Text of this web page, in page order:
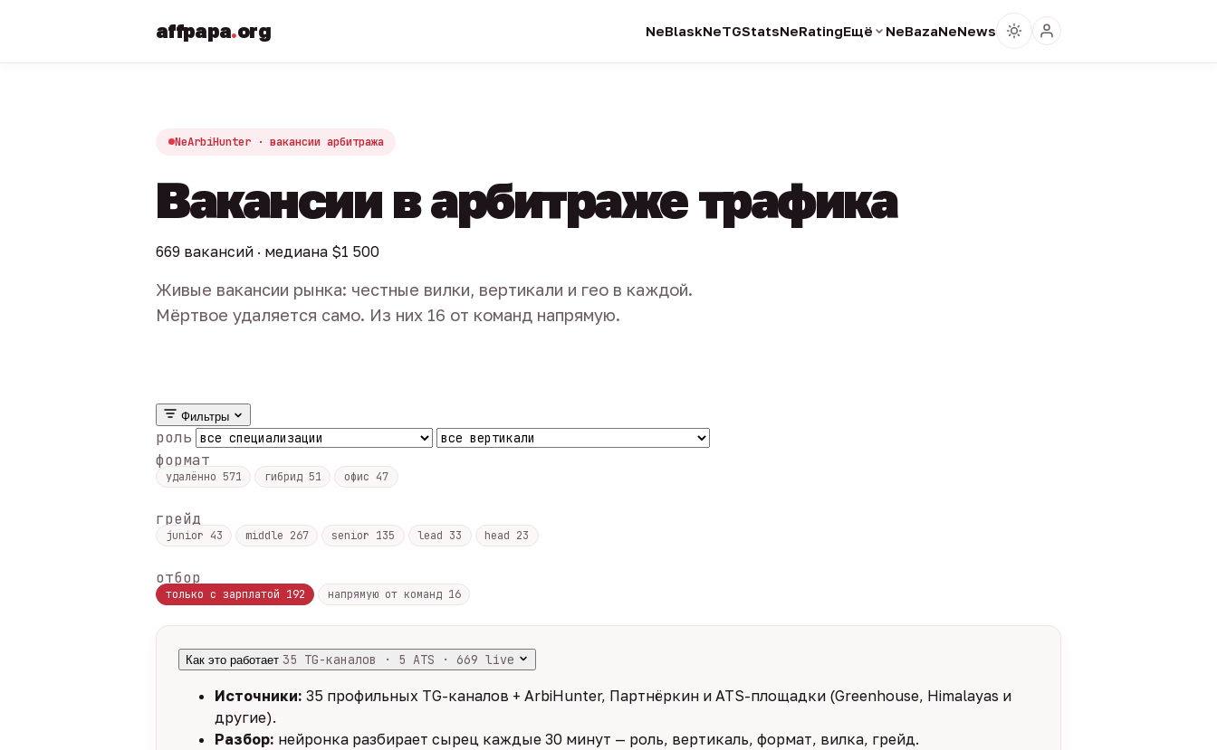
affpapa.org NeBlaskNeTGStatsNeRatingЕщё NeBazaNeNews
NeArbiHunter · вакансии арбитража
Вакансии в арбитраже трафика
669 вакансий · медиана $1 500
Живые вакансии рынка: честные вилки, вертикали и гео в каждой.
Мёртвое удаляется само. Из них 16 от команд напрямую.
Фильтры
роль
формат
удалённо 571 гибрид 51 офис 47
грейд
junior 43 middle 267 senior 135 lead 33 head 23
отбор
только с зарплатой 192 напрямую от команд 16
Как это работает 35 TG-каналов · 5 ATS · 669 live
Источники: 35 профильных TG-каналов + ArbiHunter, Партнёркин и ATS-площадки (Greenhouse, Himalayas и
другие).
Разбор: нейронка разбирает сырец каждые 30 минут — роль, вертикаль, формат, вилка, грейд.